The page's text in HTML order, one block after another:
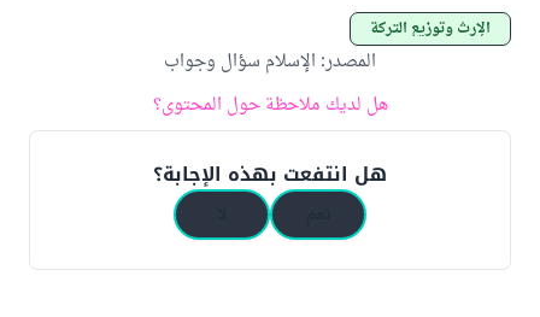
الإرث وتوزيع التركة
المصدر: الإسلام سؤال وجواب
هل لديك ملاحظة حول المحتوى؟
هل انتفعت بهذه الإجابة؟